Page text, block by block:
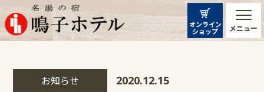
メニュー
オンライン
ショップ
お知らせ 2020.12.15